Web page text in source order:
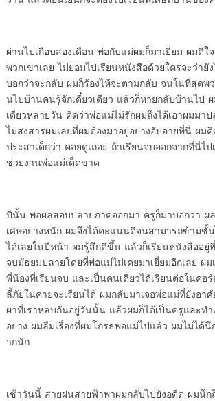
ผ่านไปเกือบสองเดือน พ่อกับแม่ผมก็มาเยี่ยม ผมดีใ
พวกเขาเลย ไม่ยอมไปเรียนหนังสือด้วยใครจะว่ายั
บอกว่าจะกลับ ผมก็ร้องไห้จะตามกลับ จนในที่สุดพว
นไปบ้านคนรู้จักเดี๋ยวเดียว แล้วก็หายกลับบ้านไป
เดียวหลายวัน คิดว่าพ่อแม่ไม่รักผมถึงได้เอาผมมาป
ไม่สงสารผมเลยที่ผมต้องมาอยู่อย่างอับอายที่นี่ ผม
ประสาเด็กว่า คอยดูเถอะ ถ้าเรียนจบออกจากที่นี่ไป
ช่วยงานพ่อแม่เด็ดขาด
ปีนั้น พอผลสอบปลายภาคออกมา ครูก็มาบอกว่า ผ
เศษอย่างหนัก ผมจึงได้คะแนนดีจนสามารถข้ามชั้น
ได้เลยในปีหน้า ผมรู้สึกดีขึ้น แล้วก็เรียนหนังสืออยู่
จบมัธยมปลายโดยที่พ่อแม่ไม่เคยมาเยี่ยมอีกเลย ผม
พี่น้องที่เรียนจบ และเป็นคนเดียวได้เรียนต่อในคอ
ลี้ภัยในค่ายจะเรียนได้ ผมกลับมาเจอพ่อแม่ที่ยังอาศั
ผาที่เราหลบกันอยู่วันนั้น แล้วผมก็ได้เป็นครูและท
อย่าง ผมลืมเรื่องที่ผมโกรธพ่อแม่ไปแล้ว ผมไม่ได้นึ
ากนัก
เช้าวันนี้ สายฝนสายฟ้าพาผมกลับไปยังอดีต ผมนึก